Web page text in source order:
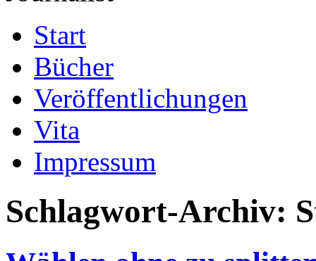
Inhalt
springenStart
Bücher
Veröffentlichungen
Vita
Impressum
Schlagwort-Archiv: